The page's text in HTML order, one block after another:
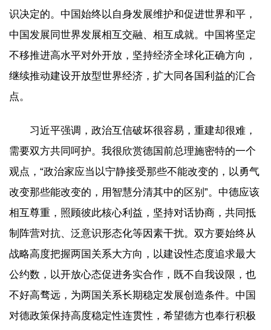
识决定的。中国始终以自身发展维护和促进世界和平，
中国发展同世界发展相互交融、相互成就。中国将坚定
不移推进高水平对外开放，坚持经济全球化正确方向，
继续推动建设开放型世界经济，扩大同各国利益的汇合
点。
习近平强调，政治互信破坏很容易，重建却很难，
需要双方共同呵护。我很欣赏德国前总理施密特的一个
观点，“政治家应当以宁静接受那些不能改变的，以勇气
改变那些能改变的，用智慧分清其中的区别”。中德应该
相互尊重，照顾彼此核心利益，坚持对话协商，共同抵
制阵营对抗、泛意识形态化等因素干扰。双方要始终从
战略高度把握两国关系大方向，以建设性态度追求最大
公约数，以开放心态促进务实合作，既不自我设限，也
不好高骛远，为两国关系长期稳定发展创造条件。中国
对德政策保持高度稳定性连贯性，希望德方也奉行积极